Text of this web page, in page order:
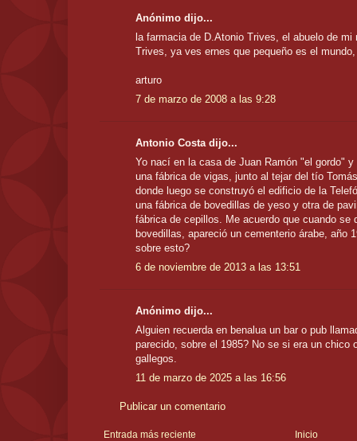
Anónimo dijo...
la farmacia de D.Atonio Trives, el abuelo de mi
Trives, ya ves ernes que pequeño es el
arturo
7 de marzo de 2008 a las 9:28
Antonio Costa dijo...
Yo nací en la casa de Juan Ramón "el gordo" y
una fábrica de vigas, junto al tejar del tío
donde luego se construyó el edificio de la
una fábrica de bovedillas de yeso y otra de
fábrica de cepillos. Me acuerdo que cuando se
bovedillas, apareció un cementerio árabe, año
sobre esto?
6 de noviembre de 2013 a las 13:51
Anónimo dijo...
Alguien recuerda en benalua un bar o pub
parecido, sobre el 1985? No se si era un chico
gallegos.
11 de marzo de 2025 a las 16:56
Publicar un comentario
Entrada más reciente Inicio